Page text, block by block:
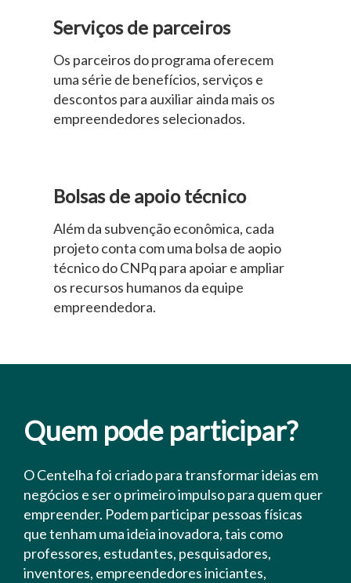
Serviços de parceiros
Os parceiros do programa oferecem
uma série de benefícios, serviços e
descontos para auxiliar ainda mais os
empreendedores selecionados.
Bolsas de apoio técnico
Além da subvenção econômica, cada
projeto conta com uma bolsa de aopio
técnico do CNPq para apoiar e ampliar
os recursos humanos da equipe
empreendedora.
Quem pode participar?
O Centelha foi criado para transformar ideias em
negócios e ser o primeiro impulso para quem quer
empreender. Podem participar pessoas físicas
que tenham uma ideia inovadora, tais como
professores, estudantes, pesquisadores,
inventores, empreendedores iniciantes,